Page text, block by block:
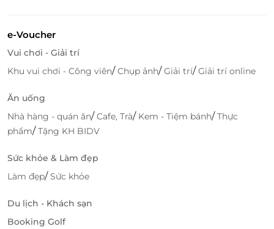
Đặt phòng chờ ưu đãi trên LifeLink
LifeLink là điểm đến tin cậy giúp khách hàng dễ
dàng săn deal phòng chờ sân bay, khách sạn, dịch vụ
tác đơn giản, bạn đã có thể đảm bảo chỗ ngồi đẳng
cấp, khởi động hành trình thuận tiện và tiết kiệm tối
e-Voucher
Vui chơi - Giải trí
Khu vui chơi - Công viên/Chụp ảnh/Giải trí/Giải trí online
Ăn uống
Nhà hàng - quán ăn/Cafe, Trà/ Kem - Tiệm bánh/Thực
phẩm/Tặng KH BIDV
Sức khỏe & Làm đẹp
Làm đẹp/Sức khỏe
Du lịch - Khách sạn
Booking Golf